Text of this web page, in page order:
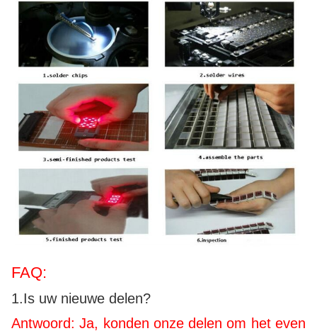
FAQ:
1.Is uw nieuwe delen?
Antwoord: Ja, konden onze delen om het even